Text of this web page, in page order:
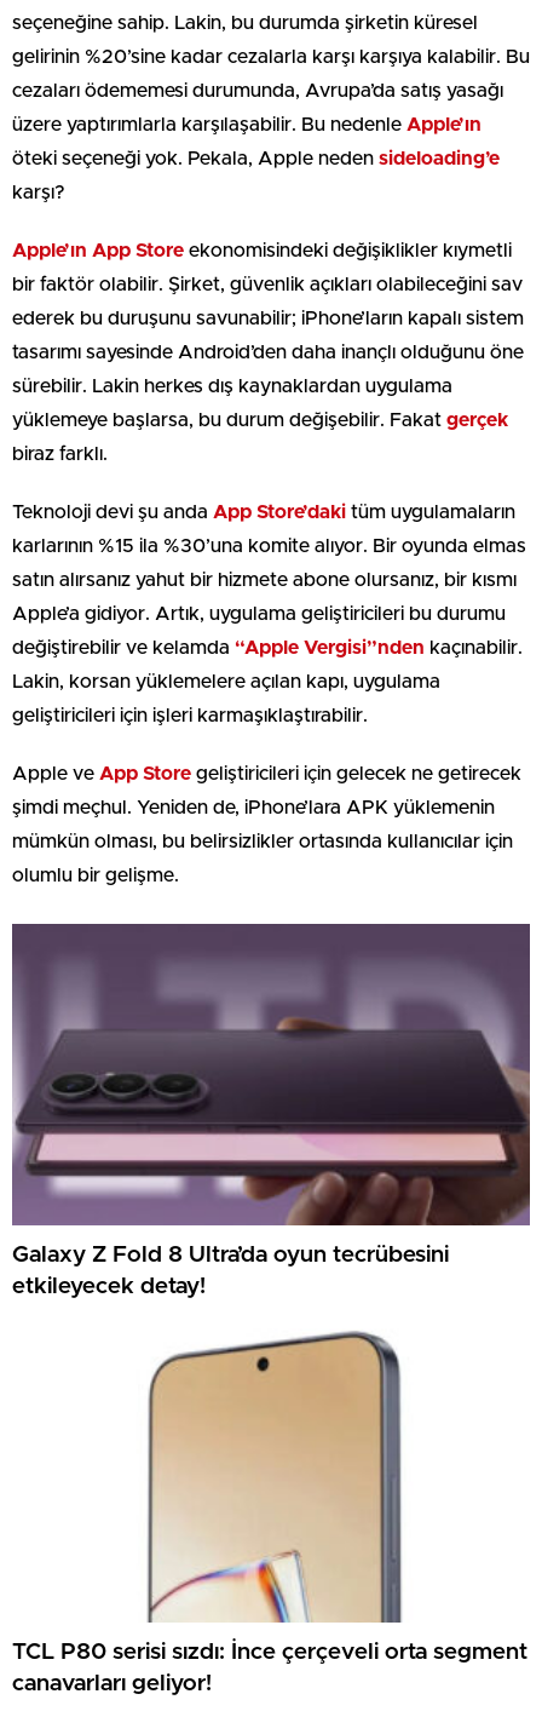
seçeneğine sahip. Lakin, bu durumda şirketin küresel
gelirinin %20’sine kadar cezalarla karşı karşıya kalabilir. Bu
cezaları ödememesi durumunda, Avrupa’da satış yasağı
üzere yaptırımlarla karşılaşabilir. Bu nedenle Apple’ın
öteki seçeneği yok. Pekala, Apple neden sideloading’e
karşı?
Apple’ın App Store ekonomisindeki değişiklikler kıymetli
bir faktör olabilir. Şirket, güvenlik açıkları olabileceğini sav
ederek bu duruşunu savunabilir; iPhone’ların kapalı sistem
tasarımı sayesinde Android’den daha inançlı olduğunu öne
sürebilir. Lakin herkes dış kaynaklardan uygulama
yüklemeye başlarsa, bu durum değişebilir. Fakat gerçek
biraz farklı.
Teknoloji devi şu anda App Store’daki tüm uygulamaların
karlarının %15 ila %30’una komite alıyor. Bir oyunda elmas
satın alırsanız yahut bir hizmete abone olursanız, bir kısmı
Apple’a gidiyor. Artık, uygulama geliştiricileri bu durumu
değiştirebilir ve kelamda “Apple Vergisi”nden kaçınabilir.
Lakin, korsan yüklemelere açılan kapı, uygulama
geliştiricileri için işleri karmaşıklaştırabilir.
Apple ve App Store geliştiricileri için gelecek ne getirecek
şimdi meçhul. Yeniden de, iPhone’lara APK yüklemenin
mümkün olması, bu belirsizlikler ortasında kullanıcılar için
olumlu bir gelişme.
Galaxy Z Fold 8 Ultra’da oyun tecrübesini
etkileyecek detay!
TCL P80 serisi sızdı: İnce çerçeveli orta segment
canavarları geliyor!